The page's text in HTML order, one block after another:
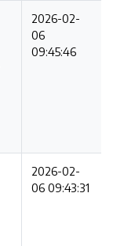
2026-02-
06
09:45:46
2026-02-
06 09:43:31